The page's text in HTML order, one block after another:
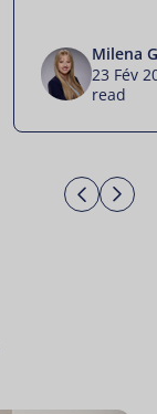
Milena
23 Fév
read